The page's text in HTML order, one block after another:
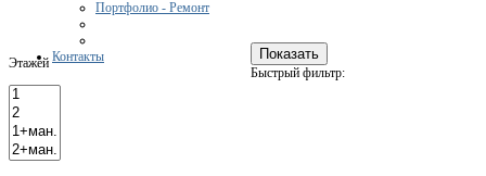
Портфолио - Ремонт
Контакты
Этажей
Быстрый фильтр: